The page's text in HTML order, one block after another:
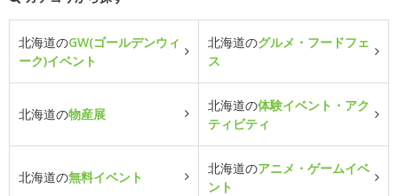
北海道のGW(ゴールデンウィ
ーク)イベント
北海道のグルメ・フードフェ
ス
北海道の物産展
北海道の体験イベント・アク
ティビティ
北海道の無料イベント
北海道のアニメ・ゲームイベ
ント